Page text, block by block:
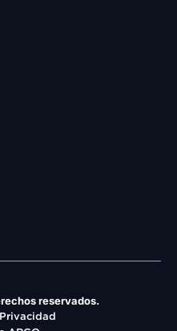
reservados.